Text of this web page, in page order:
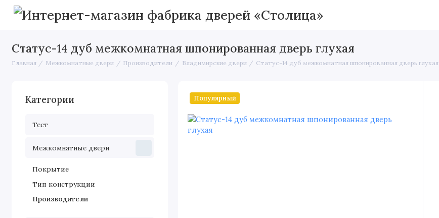
Статус-14 дуб межкомнатная шпонированная дверь глухая
Главная Межкомнатные двери Производители Владимирские двери Статус-14 дуб межкомнатная шпонированная дверь глухая
Категории
Тест
Межкомнатные двери
Покрытие
Тип конструкции
Производители
Популярный